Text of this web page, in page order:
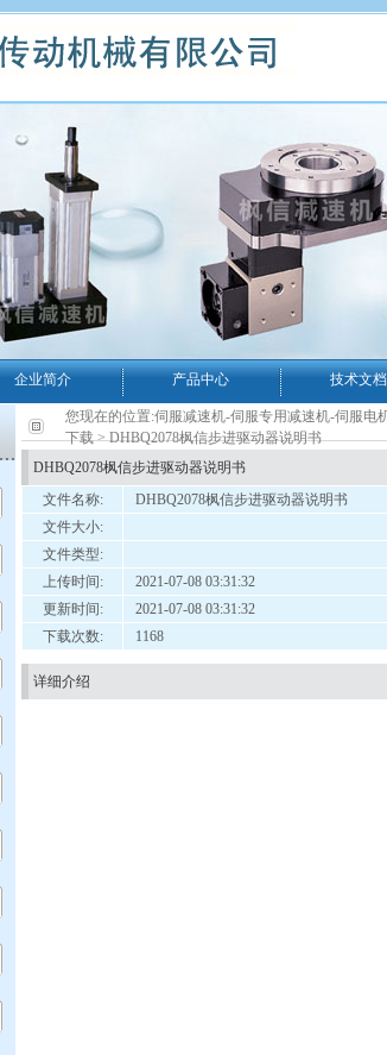
企业简介 产品中心 技术文档
您现在的位置:伺服减速机-伺服专用减速机-伺服电
下载> DHBQ2078枫信步进驱动器说明书
DHBQ2078枫信步进驱动器说明书
文件名称:
DHBQ2078枫信步进驱动器说明书
文件大小:
文件类型:
上传时间:
2021-07-08 03:31:32
更新时间:
2021-07-08 03:31:32
下载次数:
1168
详细介绍